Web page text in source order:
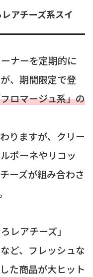
アチーズ系スイ
ナーを定期的に
、期間限定で登
ロマージュ系」の
りますが、クリー
ポーネやリコッ
ーズが組み合わさ
レアチーズ」
ど、フレッシュな
た商品が大ヒット